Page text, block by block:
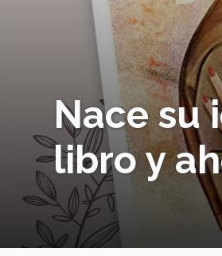
Nace su
libro y